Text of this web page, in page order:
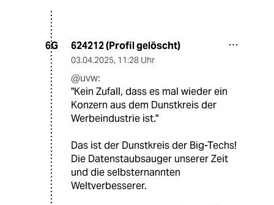
6G 624212 (Profil gelöscht)
03.04.2025, 11:28 Uhr
@uvw:
"Kein Zufall, dass es mal wieder ein
Konzern aus dem Dunstkreis der
Werbeindustrie ist."
Das ist der Dunstkreis der Big-Techs!
Die Datenstaubsauger unserer Zeit
und die selbsternannten
Weltverbesserer.